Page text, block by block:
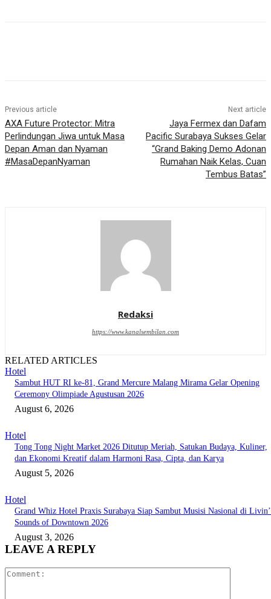
Previous article
AXA Future Protector: Mitra
Perlindungan Jiwa untuk Masa
Depan Aman dan Nyaman
#MasaDepanNyaman
Next article
Jaya Fermex dan Dafam
Pacific Surabaya Sukses Gelar
“Grand Baking Demo Adonan
Rumahan Naik Kelas, Cuan
Tembus Batas”
Redaksi
https://www.kanalsembilan.com
RELATED ARTICLES
Hotel
Sambut HUT RI ke-81, Grand Mercure Malang Mirama Gelar Opening
Ceremony Olimpiade Agustusan 2026
August 6, 2026
Hotel
Tong Tong Night Market 2026 Ditutup Meriah, Satukan Budaya, Kuliner,
dan Ekonomi Kreatif dalam Harmoni Rasa, Cipta, dan Karya
August 5, 2026
Hotel
Grand Whiz Hotel Praxis Surabaya Siap Sambut Musisi Nasional di Livin’
Sounds of Downtown 2026
August 3, 2026
LEAVE A REPLY